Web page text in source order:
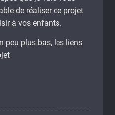
de réaliser ce projet
à vos enfants.
peu plus bas, les liens